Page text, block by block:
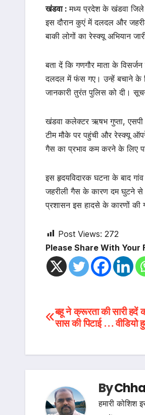
खंडवा :मध्य प्रदेश के खंडवा जिले
इस दौरान कुएं में दलदल और
बाकी लोगों का रेस्क्यू अभियान
बता दें कि गणगौर माता के
दलदल में फंस गए। उन्हें बचाने के
जानकारी तुरंत पुलिस को दी।
खंडवा कलेक्टर ऋषभ गुप्ता, एसपी
टीम मौके पर पहुंची और रेस्क्यू
गैस का प्रभाव कम करने के लिए
इस हृदयविदारक घटना के बाद
जहरीली गैस के कारण दम घुटने से
प्रशासन इस हादसे के कारणों की
Post Views: 272
Please Share With Your
Post
बहू ने क्रूरता की सारी हदें
सास की पिटाई … वीडियो
By
हमारी कोशिश